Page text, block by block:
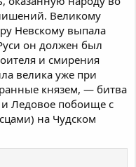
Великому
Невскому выпала
он должен был
и смирения
велика уже при
князем, — битва
Ледовое побоище с
на Чудском